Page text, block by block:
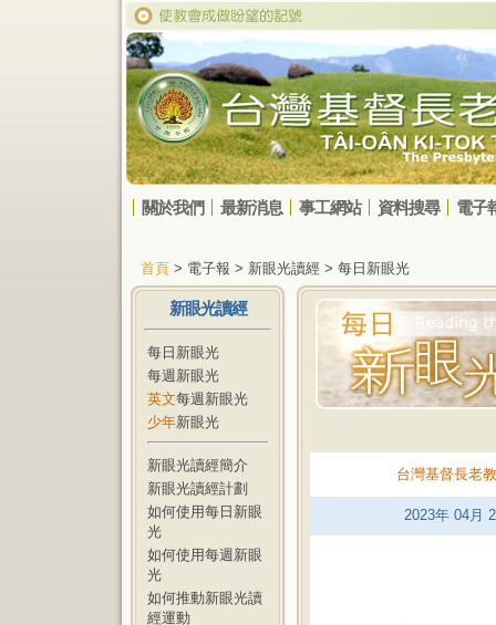
關於我們 最新消息 事工網站 資料搜尋 電子
首頁 > 電子報 > 新眼光讀經 > 每日新眼光
新眼光讀經
每日新眼光
每週新眼光
英文每週新眼光
少年新眼光
新眼光讀經簡介
新眼光讀經計劃
如何使用每日新眼
光
如何使用每週新眼
光
如何推動新眼光讀
經運動
台灣基督長老
2023年 04月